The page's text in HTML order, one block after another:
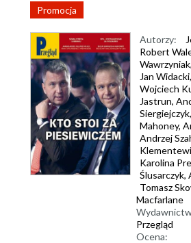
Promocja
Autorzy:
Robert
Wawrzyniak,
Jan Widacki,
Wojciech
Jastrun,
Siergiejczyk,
Mahoney,
Andrzej
Karolina
Ślusarczyk,
Tomasz
Macfarlane
Przegląd
Ocena: